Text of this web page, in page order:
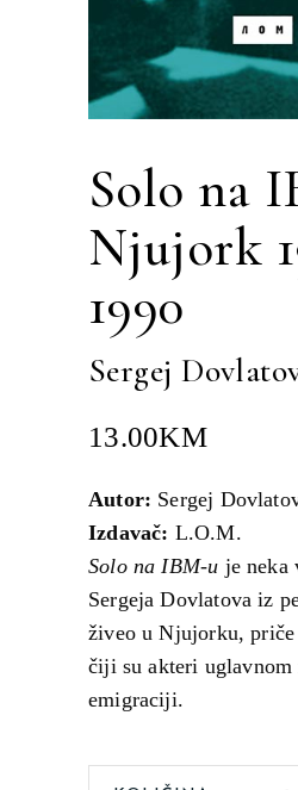
Solo na
Njujork
1990
Sergej
13.00KM
Autor: Sergej
Izdavač: L.O.M.
Solo na IBM-u je neka
Sergeja Dovlatova iz
živeo u Njujorku, priče
čiji su akteri
emigraciji.